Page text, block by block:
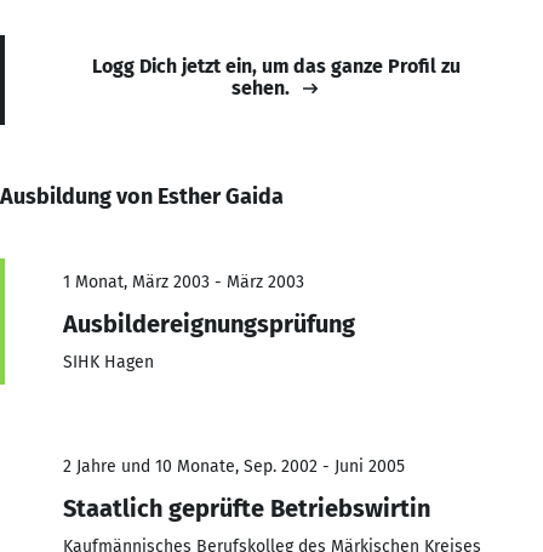
Logg Dich jetzt ein, um das ganze Profil zu
sehen.
Ausbildung von Esther Gaida
1 Monat, März 2003 - März 2003
Ausbildereignungsprüfung
SIHK Hagen
2 Jahre und 10 Monate, Sep. 2002 - Juni 2005
Staatlich geprüfte Betriebswirtin
Kaufmännisches Berufskolleg des Märkischen Kreises